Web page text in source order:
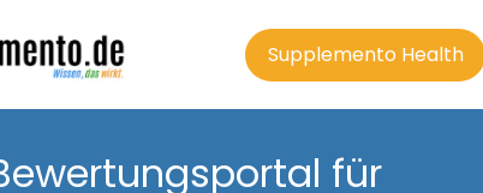
Supplemento Health
für